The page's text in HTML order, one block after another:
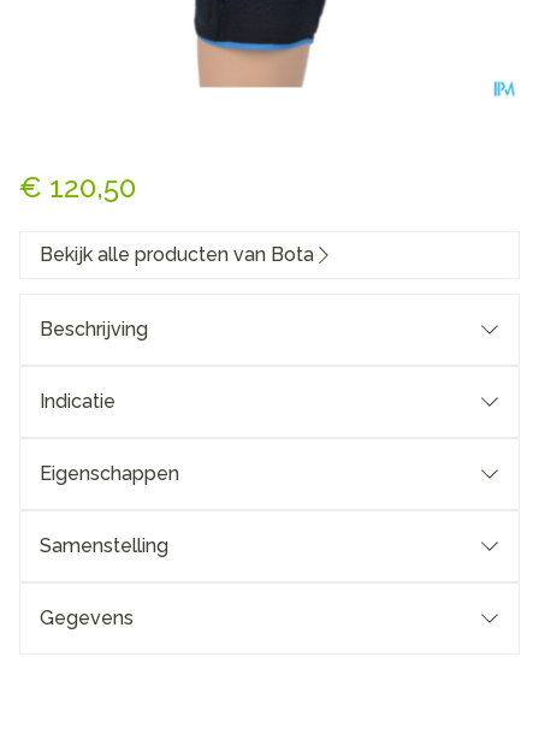
€ 120,50
Bekijk alle producten van Bota
Beschrijving
Indicatie
Eigenschappen
Samenstelling
Gegevens